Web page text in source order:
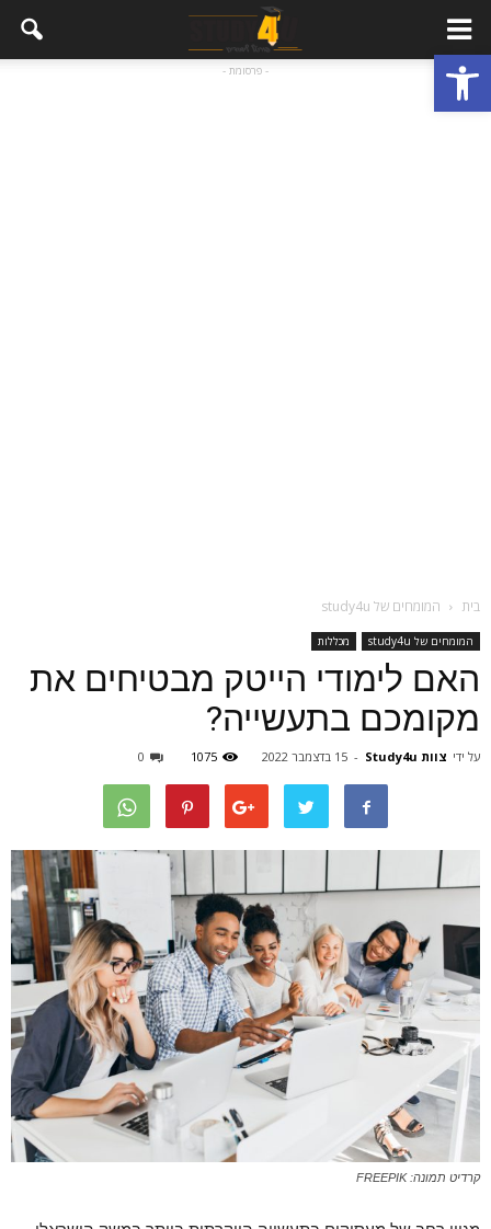
פתח סרגל נגישות - פרסומת -
בית המומחים של study4u
המומחים של study4u מכללות
האם לימודי הייטק מבטיחים את
מקומכם בתעשייה?
על ידי צוות Study4u - 15 בדצמבר 2022 1075
0
קרדיט תמונה: FREEPIK